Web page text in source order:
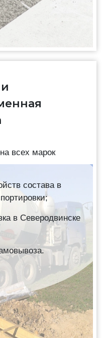
всех марок
состава в
в Северодвинске